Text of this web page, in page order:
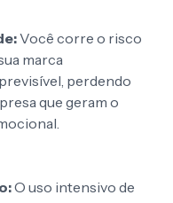
Você corre o risco
marca
perdendo
que geram o
O uso intensivo de